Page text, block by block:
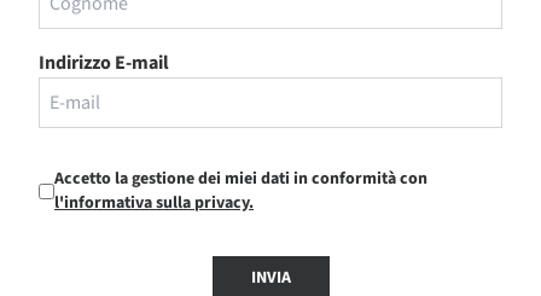
Indirizzo E-mail
Accetto la gestione dei miei dati in conformità con
l'informativa sulla privacy.
INVIA